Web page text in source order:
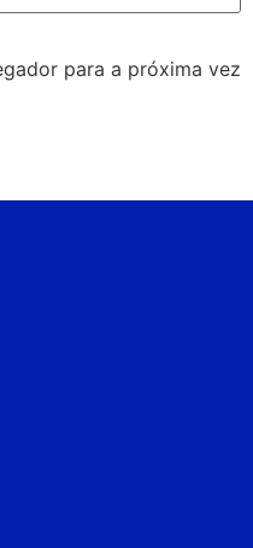
para a próxima vez